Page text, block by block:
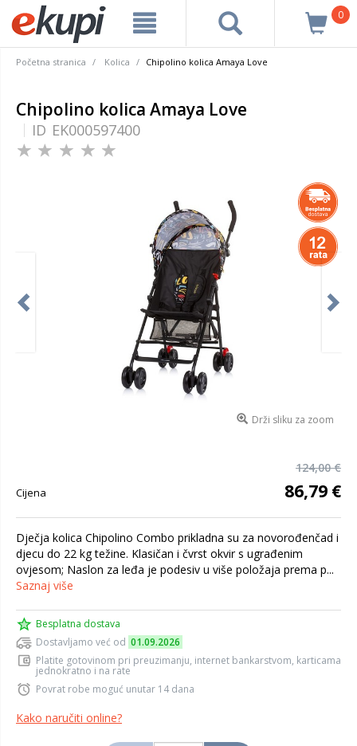
0
Početna stranica Kolica Chipolino kolica Amaya Love
Chipolino kolica Amaya Love
ID EK000597400
Drži sliku za zoom
124,00 €
Cijena 86,79 €
Dječja kolica Chipolino Combo prikladna su za novorođenčad i
djecu do 22 kg težine. Klasičan i čvrst okvir s ugrađenim
ovjesom; Naslon za leđa je podesiv u više položaja prema p...
Saznaj više
Besplatna dostava
Dostavljamo već od 01.09.2026
Platite gotovinom pri preuzimanju, internet bankarstvom, karticama
jednokratno i na rate
Povrat robe moguć unutar 14 dana
Kako naručiti online?